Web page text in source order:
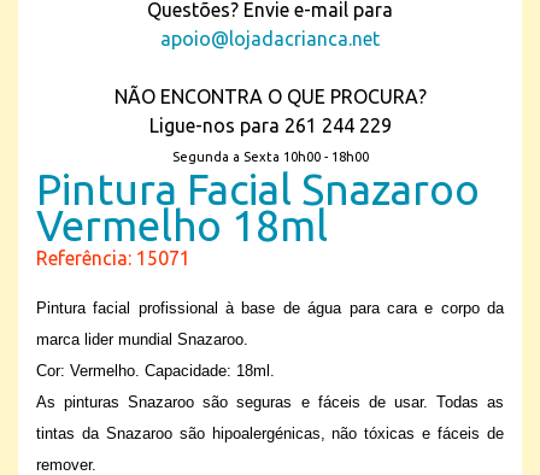
Questões? Envie e-mail para
apoio@lojadacrianca.net
NÃO ENCONTRA O QUE PROCURA?
Ligue-nos para 261 244 229
Segunda a Sexta 10h00 - 18h00
Pintura Facial Snazaroo
Vermelho 18ml
Referência: 15071
Pintura facial profissional à base de água para cara e corpo da
marca lider mundial Snazaroo.
Cor: Vermelho. Capacidade: 18ml.
As pinturas Snazaroo são seguras e fáceis de usar. Todas as
tintas da Snazaroo são hipoalergénicas, não tóxicas e fáceis de
remover.